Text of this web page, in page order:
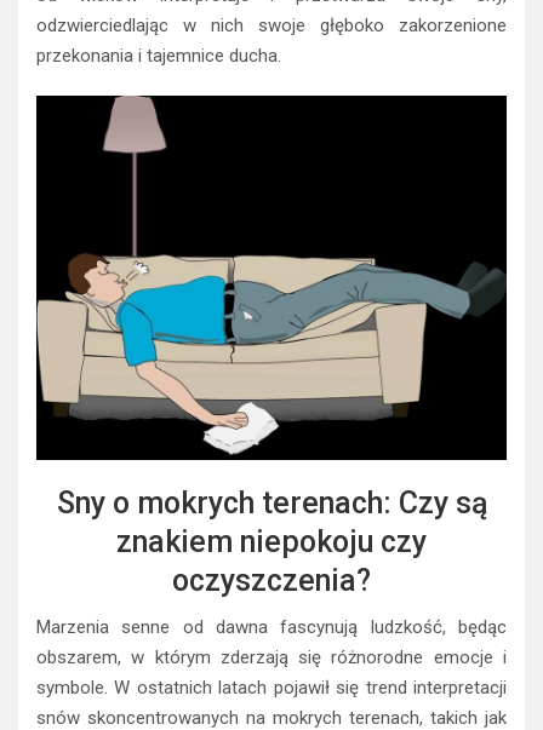
odzwierciedlając w nich swoje głęboko zakorzenione
przekonania i tajemnice ducha.
Sny o mokrych terenach: Czy są
znakiem niepokoju czy
oczyszczenia?
Marzenia senne od dawna fascynują ludzkość, będąc
obszarem, w którym zderzają się różnorodne emocje i
symbole. W ostatnich latach pojawił się trend interpretacji
snów skoncentrowanych na mokrych terenach, takich jak